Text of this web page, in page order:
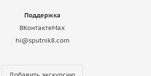
Поддержка
ВКонтактеMax
hi@sputnik8.com